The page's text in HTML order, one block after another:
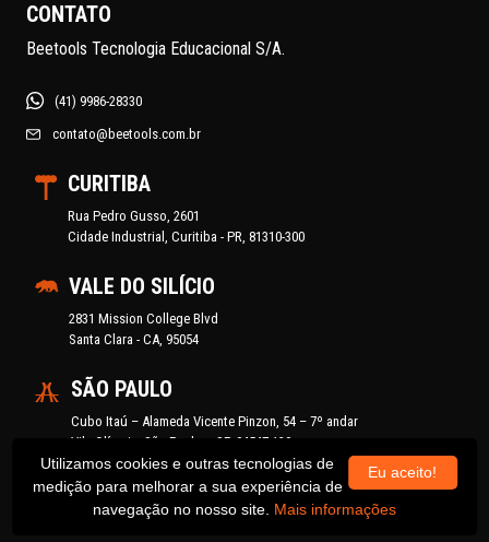
CONTATO
Beetools Tecnologia Educacional S/A.
(41) 9986-28330
contato@beetools.com.br
CURITIBA
Rua Pedro Gusso, 2601
Cidade Industrial, Curitiba - PR, 81310-300
VALE DO SILÍCIO
2831 Mission College Blvd
Santa Clara - CA, 95054
SÃO PAULO
Cubo Itaú – Alameda Vicente Pinzon, 54 – 7º andar
Vila Olímpia, São Paulo – SP, 04547-130
Learning Village – Rua Harmonita, 1250
Vila Madalena, São Paulo – SP, 05435-001
Eu aceito!
Utilizamos cookies e outras tecnologias de
medição para melhorar a sua experiência de
navegação no nosso site. Mais informações